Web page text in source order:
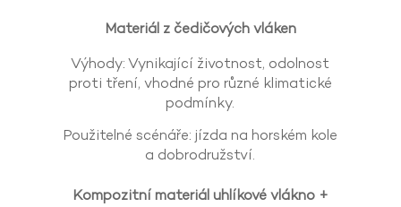
Materiál z čedičových vláken
Výhody: Vynikající životnost, odolnost
proti tření, vhodné pro různé klimatické
podmínky.
Použitelné scénáře: jízda na horském kole
a dobrodružství.
Kompozitní materiál uhlíkové vlákno +